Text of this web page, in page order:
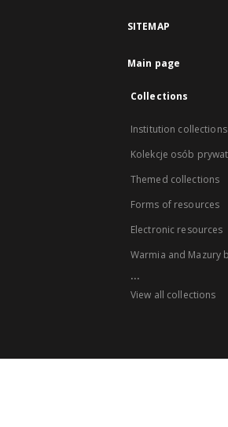
SITEMAP
Main page
Collections
Institution collections
Kolekcje osób
Themed collections
Forms of resources
Electronic resources
Warmia and Mazury
...
View all collections